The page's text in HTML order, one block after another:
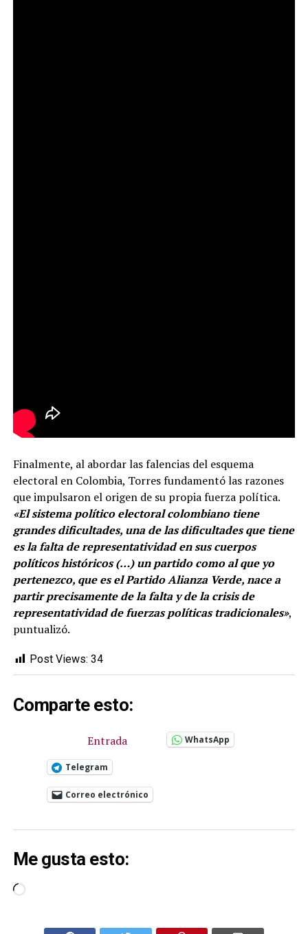
Finalmente, al abordar las falencias del esquema
electoral en Colombia, Torres fundamentó las razones
que impulsaron el origen de su propia fuerza política.
«El sistema político electoral colombiano tiene
grandes dificultades, una de las dificultades que tiene
es la falta de representatividad en sus cuerpos
políticos históricos (…) un partido como al que yo
pertenezco, que es el Partido Alianza Verde, nace a
partir precisamente de la falta y de la crisis de
representatividad de fuerzas políticas tradicionales»,
puntualizó.
Post Views: 34
Comparte esto:
Entrada WhatsApp
Telegram
Correo electrónico
Me gusta esto:
Cargando...